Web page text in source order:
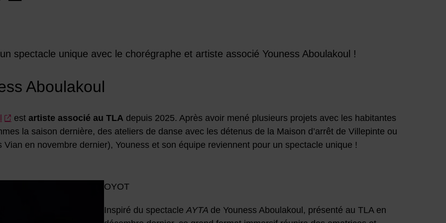
spectacle unique avec le chorégraphe et artiste associé Youness Aboulakoul !
Aboulakoul
est artiste associé au TLA depuis 2025. Après avoir mené plusieurs projets avec les habitantes
la saison dernière, des ateliers de danse avec les détenus de la Maison d’arrêt de Villepinte ou
en novembre dernier), Youness et son équipe reviennent pour un spectacle unique !
OYOT
Inspiré du spectacleAYTA de Youness Aboulakoul, présenté au TLA en